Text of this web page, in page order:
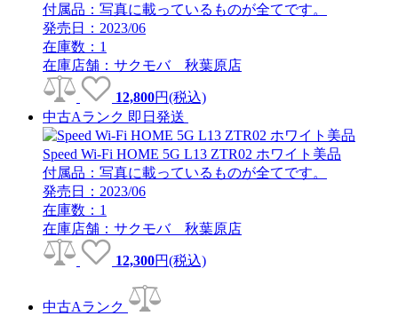
付属品：写真に載っているものが全てです。
発売日：2023/06
在庫数：1
在庫店舗：サクモバ 秋葉原店
12,800円(税込)
中古Aランク 即日発送
Speed Wi-Fi HOME 5G L13 ZTR02 ホワイト美品
付属品：写真に載っているものが全てです。
発売日：2023/06
在庫数：1
在庫店舗：サクモバ 秋葉原店
12,300円(税込)
中古Aランク